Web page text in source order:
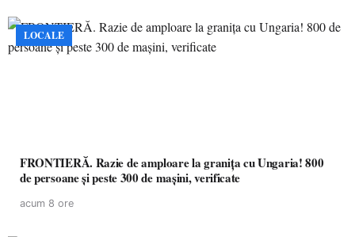
LOCALE
FRONTIERĂ. Razie de amploare la granița cu Ungaria! 800
de persoane și peste 300 de mașini, verificate
acum 8 ore